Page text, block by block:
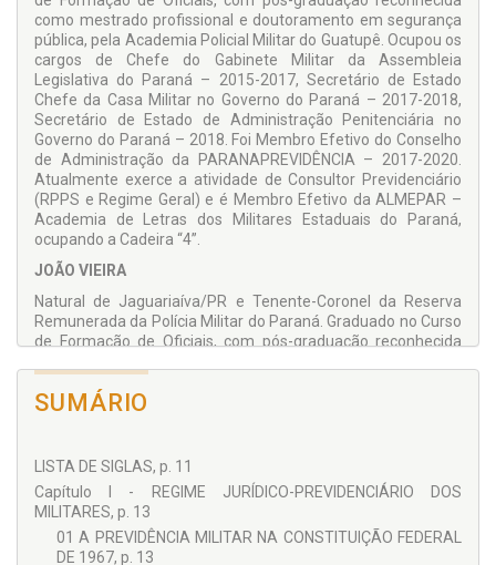
pensão militar: direito, valores, regras de habilitação, tendo
como fato gerador a morte de fato do instituidor, ou a “morte
ficta”, regra que existe apenas no âmbito do Sistema de
Proteção Social dos Militares.
No final da obra, junto com os modelos de “petições
jurídicas”, apresentam-se duas questões que sempre
acompanham a vida dos aposentados, seja qual for o regime
previdenciário: isenção da contribuição previdenciária e do
imposto de renda.
Élio de Oliveira Manoel e João Vieira
como mestrado profissional e doutoramento em segurança
pública, pela Academia Policial Militar do Guatupê. Ocupou os
cargos de Chefe do Gabinete Militar da Assembleia
Legislativa do Paraná – 2015-2017, Secretário de Estado
Chefe da Casa Militar no Governo do Paraná – 2017-2018,
Secretário de Estado de Administração Penitenciária no
Governo do Paraná – 2018. Foi Membro Efetivo do Conselho
de Administração da PARANAPREVIDÊNCIA – 2017-2020.
Atualmente exerce a atividade de Consultor Previdenciário
(RPPS e Regime Geral) e é Membro Efetivo da ALMEPAR –
Academia de Letras dos Militares Estaduais do Paraná,
ocupando a Cadeira “4”.
JOÃO VIEIRA
Natural de Jaguariaíva/PR e Tenente-Coronel da Reserva
Remunerada da Polícia Militar do Paraná. Graduado no Curso
de Formação de Oficiais, com pós-graduação reconhecida
no Curso de Direito pela Universidade Positivo. Ocupou os
Polícia Ambiental – 2014-2015. Atualmente exerce a
atividade de Advogado Previdenciário, Civil, Administrativo e
Tributário.
SUMÁRIO
LISTA DE SIGLAS, p. 11
Capítulo I - REGIME JURÍDICO-PREVIDENCIÁRIO DOS
MILITARES, p. 13
01 A PREVIDÊNCIA MILITAR NA CONSTITUIÇÃO FEDERAL
DE 1967, p. 13